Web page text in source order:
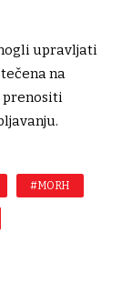
upravljati
na
prenositi
#MORH